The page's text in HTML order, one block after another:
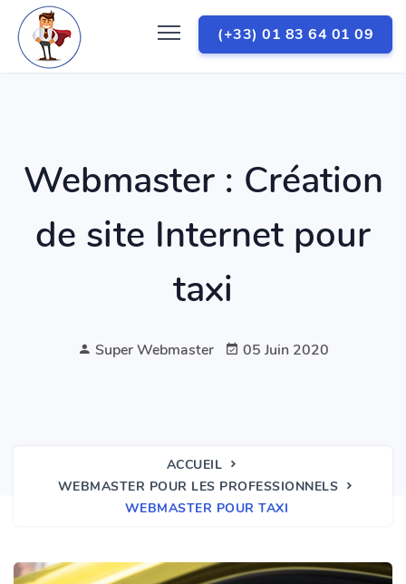
(+33) 01 83 64 01 09
Webmaster : Création
de site Internet pour
taxi
Super Webmaster 05 Juin 2020
ACCUEIL
WEBMASTER POUR LES PROFESSIONNELS
WEBMASTER POUR TAXI